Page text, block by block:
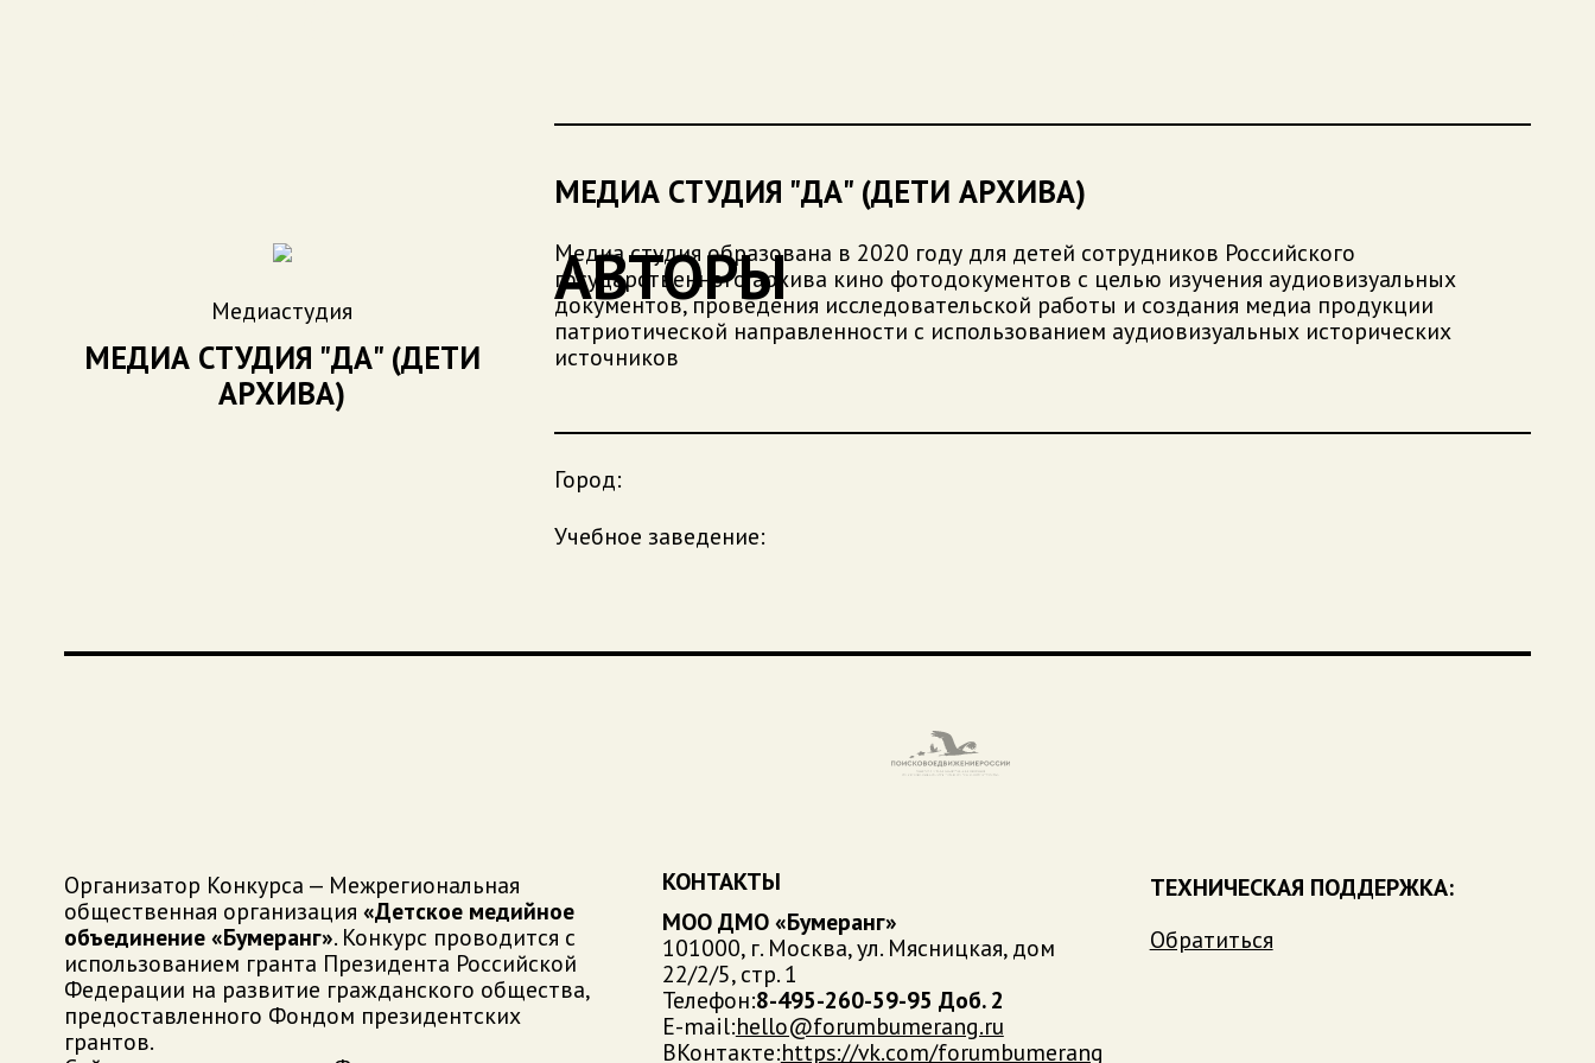
АВТОРЫ
Медиастудия
МЕДИА СТУДИЯ "ДА" (ДЕТИ
АРХИВА)
МЕДИА СТУДИЯ "ДА" (ДЕТИ АРХИВА)
Медиа студия образована в 2020 году для детей сотрудников Российского
государственного архива кино фотодокументов с целью изучения аудиовизуальных
документов, проведения исследовательской работы и создания медиа продукции
патриотической направленности с использованием аудиовизуальных исторических
источников
Город:
Учебное заведение:
Организатор Конкурса — Межрегиональная
общественная организация «Детское медийное
объединение «Бумеранг». Конкурс проводится с
использованием гранта Президента Российской
Федерации на развитие гражданского общества,
предоставленного Фондом президентских
грантов.
КОНТАКТЫ
МОО ДМО «Бумеранг»
101000, г. Москва, ул. Мясницкая, дом
22/2/5, стр. 1
Телефон:8-495-260-59-95 Доб. 2
E-mail:hello@forumbumerang.ru
ВКонтакте:https://vk.com/forumbumerang
ТЕХНИЧЕСКАЯ ПОДДЕРЖКА:
Обратиться